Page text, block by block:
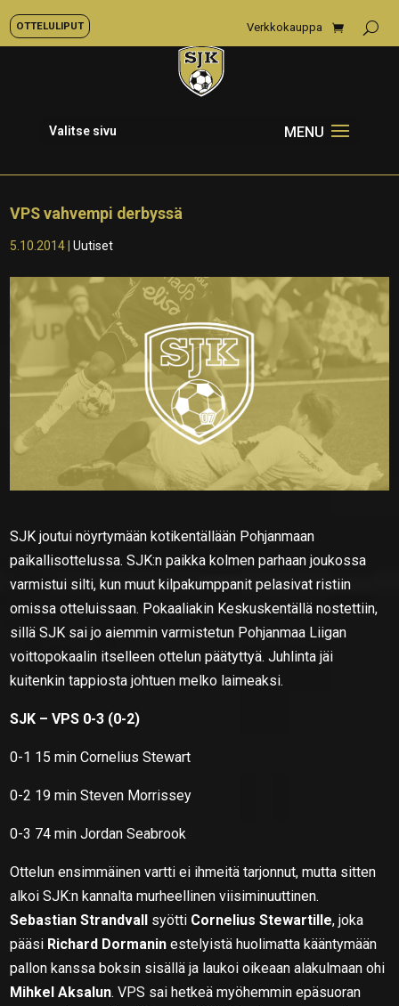
OTTELULIPUT Verkkokauppa
Valitse sivu
VPS vahvempi derbyssä
5.10.2014 |Uutiset
SJK joutui nöyrtymään kotikentällään Pohjanmaan
paikallisottelussa. SJK:n paikka kolmen parhaan joukossa
varmistui silti, kun muut kilpakumppanit pelasivat ristiin
omissa otteluissaan. Pokaaliakin Keskuskentällä nostettiin,
sillä SJK sai jo aiemmin varmistetun Pohjanmaa Liigan
voittopokaalin itselleen ottelun päätyttyä. Juhlinta jäi
kuitenkin tappiosta johtuen melko laimeaksi.
SJK – VPS 0-3 (0-2)
0-1 15 min Cornelius Stewart
0-2 19 min Steven Morrissey
0-3 74 min Jordan Seabrook
Ottelun ensimmäinen vartti ei ihmeitä tarjonnut, mutta sitten
alkoi SJK:n kannalta murheellinen viisiminuuttinen.
Sebastian Strandvall syötti Cornelius Stewartille, joka
pääsi Richard Dormanin estelyistä huolimatta kääntymään
pallon kanssa boksin sisällä ja laukoi oikeaan alakulmaan ohi
Mihkel Aksalun. VPS sai hetkeä myöhemmin epäsuoran